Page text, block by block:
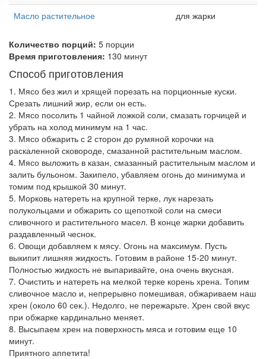
Масло растительное
для жарки
Количество порций: 5 порции
Время приготовления: 130 минут
Способ приготовления
1. Мясо без жил и хрящей порезать на порционные куски.
Срезать лишний жир, если он есть.
2. Мясо посолить 1 чайной ложкой соли, смазать горчицей и
убрать на холод минимум на 1 час.
3. Мясо обжарить с 2 сторон до румяной корочки на
раскаленной сковороде, смазанной растительным маслом.
4. Мясо выложить в казан, смазанный растительным маслом и
залить бульоном. Закипело, убавляем огонь до минимума и
томим под крышкой 30 минут.
5. Морковь натереть на крупной терке, лук нарезать
полукольцами и обжарить со щепоткой соли на смеси
сливочного и растительного масел. В конце жарки добавить
раздавленный чеснок.
6. Овощи добавляем к мясу. Огонь на максимум. Пусть
выкипит лишняя жидкость. Готовим в районе 15-20 минут.
Полностью жидкость не выпаривайте, она очень вкусная.
7. Очистить и натереть на мелкой терке корень хрена. Топим
сливочное масло и, непрерывно помешивая, обжариваем наш
хрен (около 60 сек.). Недолго, не пережарьте. Хрен свой вкус
при обжарке кардинально меняет.
8. Высыпаем хрен на поверхность мяса и готовим еще 10
минут.
Приятного аппетита!